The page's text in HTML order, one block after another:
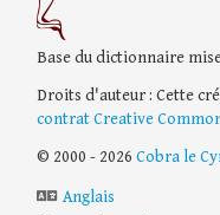
Base du dictionnaire
Droits d'auteur : Cette
contrat Creative
© 2000 - 2026 Cobra le
Anglais